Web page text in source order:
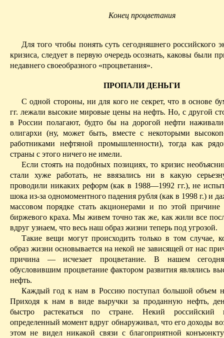
Конец процветания
Для того чтобы понять суть сегодняшнего российского
кризиса, следует в первую очередь осознать, каковы были
недавнего своеобразного «процветания».
ПРОПАЛИ ДЕНЬГИ
С одной стороны, ни для кого не секрет, что в основе
гг. лежали высокие мировые цены на нефть. Но, с другой
в России полагают, будто бы на дорогой нефти
олигархи (ну, может быть, вместе с некоторыми
работниками неф­тяной промышленности), тогда как
страны с этого ничего не имели.
Если стоять на подобных позициях, то кризис
стали хуже работать, не ввязались ни в какую
проводили никаких реформ (как в 1988—1992 гг.), не
шока из-за одномоментного падения рубля (как в 1998 г.) и
массовом порядке стать акционерами и по этой причине
биржевого краха. Мы живем точно так же, как жили все
вдруг узнаем, что весь наш образ жизни теперь под угрозой.
Такие вещи могут происходить только в том случае,
образ жизни основывается на некой не зависящей от нас
причина — исчезает процветание. В нашем
обусловившим процветание фактором развития являлись
нефть.
Каждый год к нам в Россию поступал большой объем
Приходя к нам в виде выручки за проданную нефть,
быстро растекаться по стране. Некий российский
определенный момент вдруг обнаруживал, что его доходы
этом не видел никакой связи с благоприятной